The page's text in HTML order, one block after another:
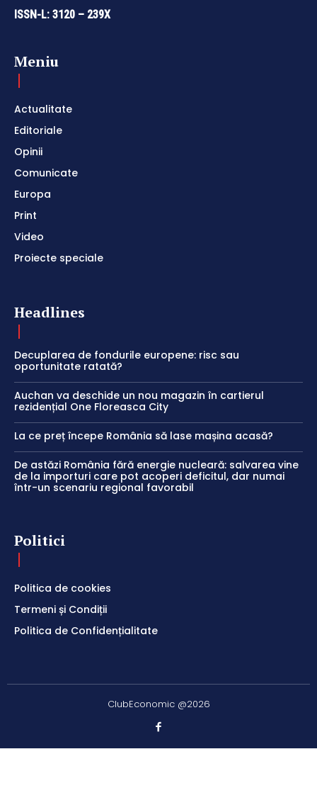
ISSN-L: 3120 – 239X
Meniu
Actualitate
Editoriale
Opinii
Comunicate
Europa
Print
Video
Proiecte speciale
Headlines
Decuplarea de fondurile europene: risc sau
oportunitate ratată?
Auchan va deschide un nou magazin în cartierul
rezidențial One Floreasca City
La ce preț începe România să lase mașina acasă?
De astăzi România fără energie nucleară: salvarea vine
de la importuri care pot acoperi deficitul, dar numai
într-un scenariu regional favorabil
Politici
Politica de cookies
Termeni și Condiții
Politica de Confidențialitate
ClubEconomic @2026